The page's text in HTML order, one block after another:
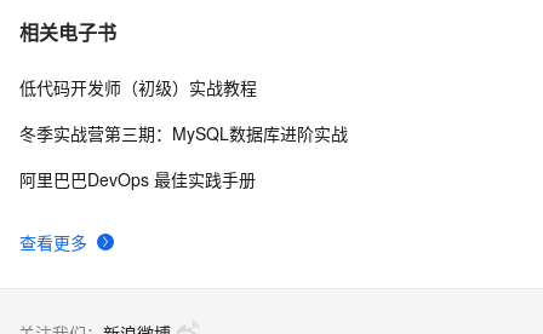
7 C 语言中指针数组与数组指针的辨析与应用
8 关于数组指针的一道面试题
相关电子书
查看更多
低代码开发师（初级）实战教程
冬季实战营第三期：MySQL数据库进阶实战
阿里巴巴DevOps 最佳实践手册